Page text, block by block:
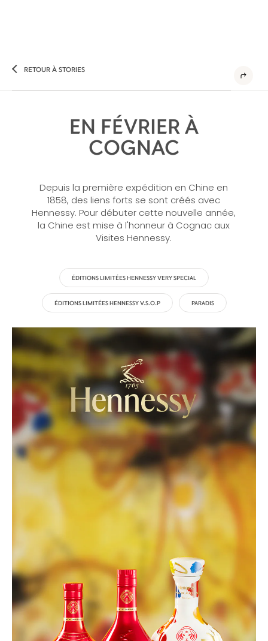
RETOUR À STORIES
EN FÉVRIER À
COGNAC
Depuis la première expédition en Chine en
1858, des liens forts se sont créés avec
Hennessy. Pour débuter cette nouvelle année,
la Chine est mise à l'honneur à Cognac aux
Visites Hennessy.
ÉDITIONS LIMITÉES HENNESSY VERY SPECIAL
ÉDITIONS LIMITÉES HENNESSY V.S.O.P PARADIS